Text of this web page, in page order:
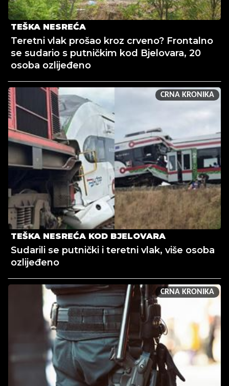
TEŠKA NESREĆA
Teretni vlak prošao kroz crveno? Frontalno
se sudario s putničkim kod Bjelovara, 20
osoba ozlijeđeno
CRNA KRONIKA
TEŠKA NESREĆA KOD BJELOVARA
Sudarili se putnički i teretni vlak, više osoba
ozlijeđeno
CRNA KRONIKA